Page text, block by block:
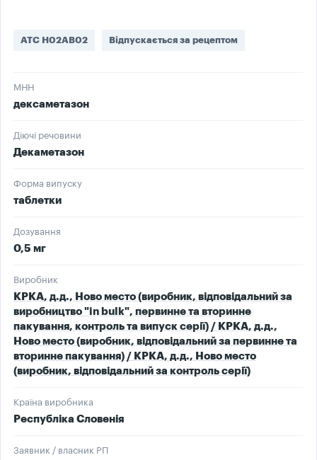
ATC H02AB02 Відпускається за рецептом
МНН
дексаметазон
Діючі речовини
Декаметазон
Форма випуску
таблетки
Дозування
0,5 мг
Виробник
КРКА, д.д., Ново место (виробник, відповідальний за
виробництво "in bulk", первинне та вторинне
пакування, контроль та випуск серії) / КРКА, д.д.,
Ново место (виробник, відповідальний за первинне та
вторинне пакування) / КРКА, д.д., Ново место
(виробник, відповідальний за контроль серії)
Країна виробника
Республіка Словенія
Заявник / власник РП